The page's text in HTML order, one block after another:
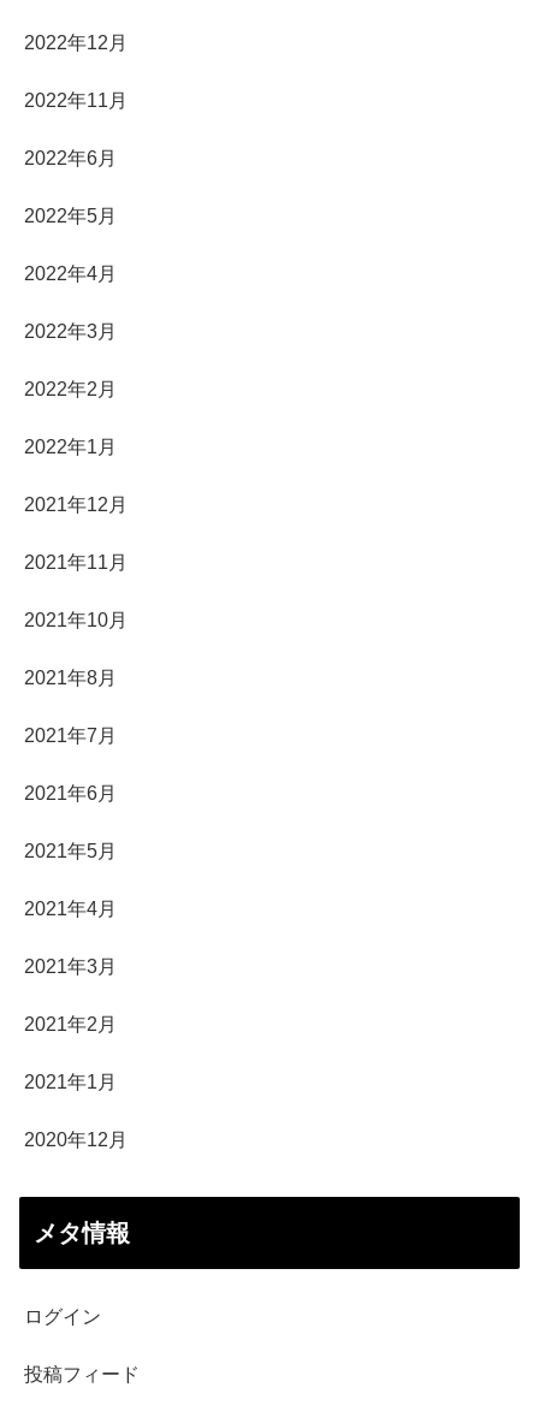
2022年12月
2022年11月
2022年6月
2022年5月
2022年4月
2022年3月
2022年2月
2022年1月
2021年12月
2021年11月
2021年10月
2021年8月
2021年7月
2021年6月
2021年5月
2021年4月
2021年3月
2021年2月
2021年1月
2020年12月
メタ情報
ログイン
投稿フィード